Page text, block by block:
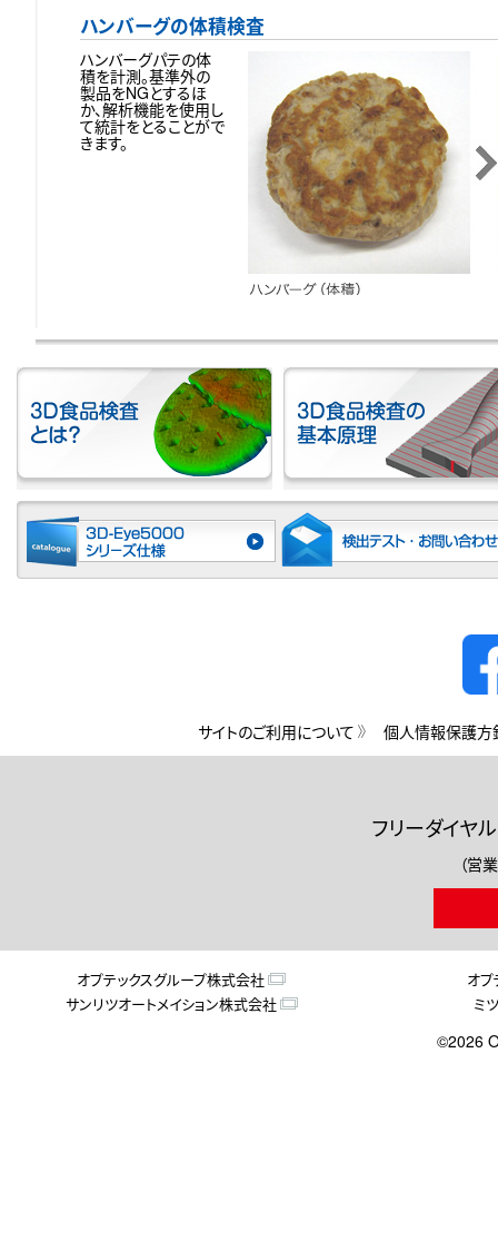
ハンバーグの体積検査
ハンバーグパテの体
積を計測。基準外の
製品をNGとするほ
か、解析機能を使用し
て統計をとることがで
きます。
サイトのご利用について 個人情報保護方
フリーダイヤル
（営
オプテックスグループ株式会社
オ
サンリツオートメイション株式会社
ミ
©2026